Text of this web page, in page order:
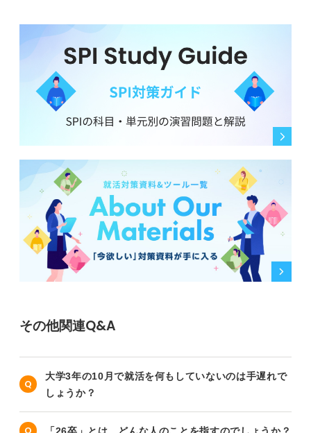
その他関連Q&A
大学3年の10月で就活を何もしていないのは手遅れで
しょうか？
「26卒」とは、どんな人のことを指すのでしょうか？